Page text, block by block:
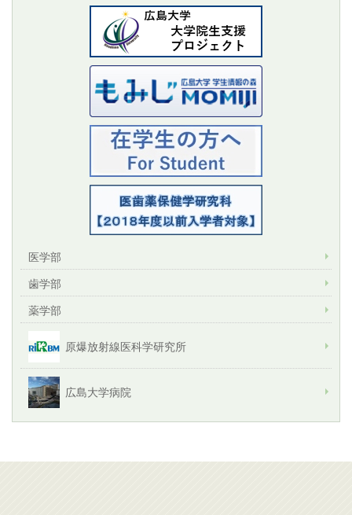
医学部
歯学部
薬学部
原爆放射線医科学研究所
広島大学病院